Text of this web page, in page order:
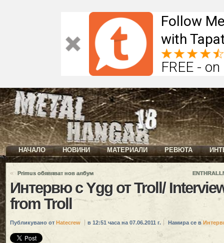
Follow
with
FREE -
НАЧАЛО НОВИНИ МАТЕРИАЛИ РЕВЮТА
« Primus обявяват нов албум
Интервю с Ygg от Troll/
from Troll
Публикувано от Hatecrew в 12:51 часа на 07.06.2011 г. Намира се в